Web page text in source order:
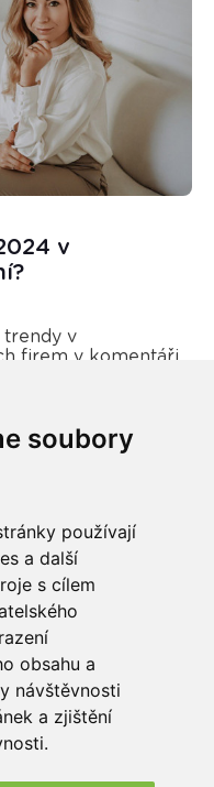
soubory
používají
a další
s cílem
obsahu a
návštěvnosti
a zjištění
v
trendy v
firem v komentáři
regionální
soutěže